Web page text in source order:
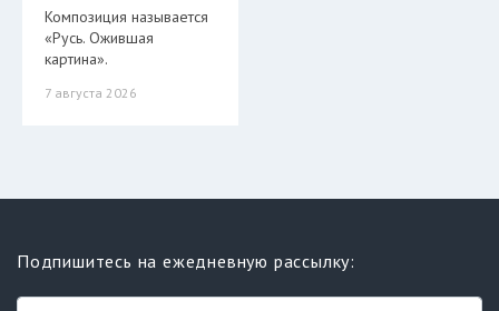
Композиция называется
«Русь. Ожившая
картина».
7 августа 2026
Подпишитесь на ежедневную рассылку: